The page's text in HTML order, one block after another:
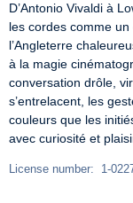
D’Antonio Vivaldi à
les cordes comme
l’Angleterre
à la magie
conversation drôle,
s’entrelacent, les
couleurs que les
avec curiosité et
License number:  1-